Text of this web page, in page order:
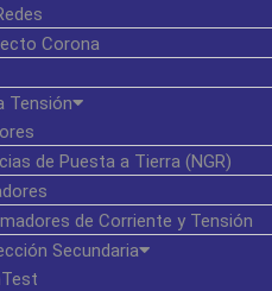
Corona
Tensión
de Puesta a Tierra (NGR)
de Corriente y Tensión
Secundaria